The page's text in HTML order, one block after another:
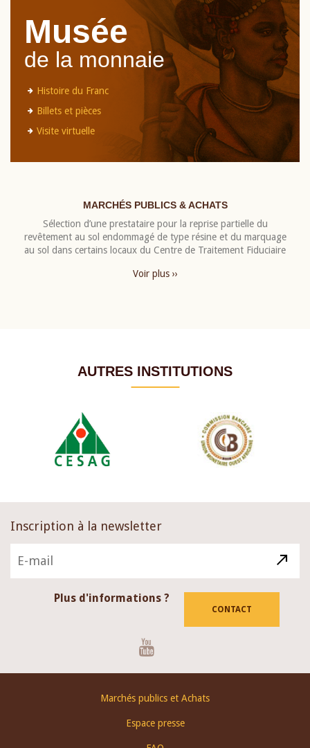
Musée
de la monnaie
Histoire du Franc
Billets et pièces
Visite virtuelle
MARCHÉS PUBLICS & ACHATS
Sélection d’une prestataire pour la reprise partielle du
revêtement au sol endommagé de type résine et du marquage
au sol dans certains locaux du Centre de Traitement Fiduciaire
Voir plus ››
AUTRES INSTITUTIONS
Inscription à la newsletter
Plus d'informations ?
CONTACT
Marchés publics et Achats
Espace presse